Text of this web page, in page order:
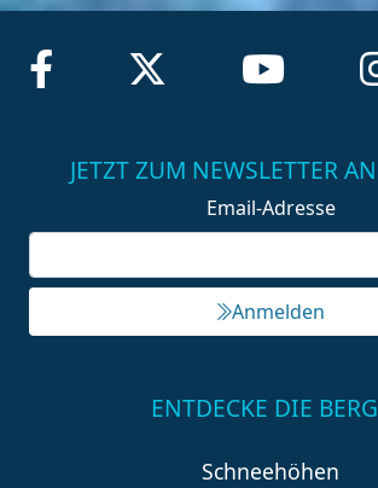
JETZT ZUM NEWSLETTER
Email-Adresse
Anmelden
ENTDECKE DIE
Schneehöhen